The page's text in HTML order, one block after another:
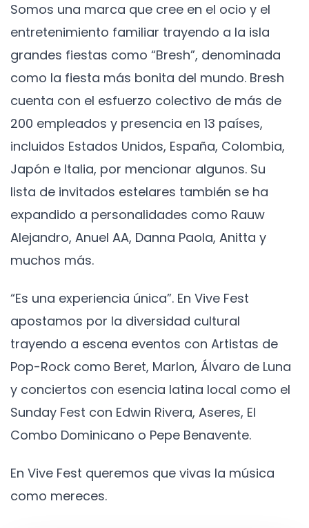
Somos una marca que cree en el ocio y el
entretenimiento familiar trayendo a la isla
grandes fiestas como “Bresh”, denominada
como la fiesta más bonita del mundo. Bresh
cuenta con el esfuerzo colectivo de más de
200 empleados y presencia en 13 países,
incluidos Estados Unidos, España, Colombia,
Japón e Italia, por mencionar algunos. Su
lista de invitados estelares también se ha
expandido a personalidades como Rauw
Alejandro, Anuel AA, Danna Paola, Anitta y
muchos más.
“Es una experiencia única”. En Vive Fest
apostamos por la diversidad cultural
trayendo a escena eventos con Artistas de
Pop-Rock como Beret, Marlon, Álvaro de Luna
y conciertos con esencia latina local como el
Sunday Fest con Edwin Rivera, Aseres, El
Combo Dominicano o Pepe Benavente.
En Vive Fest queremos que vivas la música
como mereces.